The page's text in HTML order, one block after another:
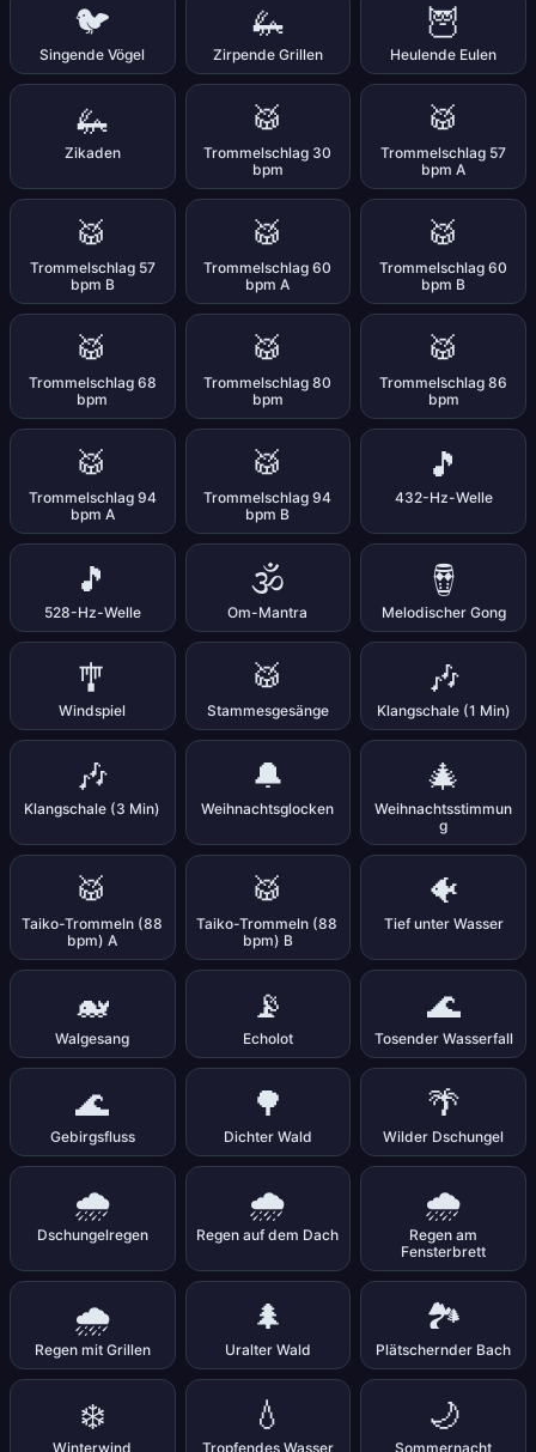
🐦
Singende Vögel
🦗
Zirpende Grillen
🦉
Heulende Eulen
🦗
Zikaden
🥁
Trommelschlag 30
bpm
🥁
Trommelschlag 57
bpm A
🥁
Trommelschlag 57
bpm B
🥁
Trommelschlag 60
bpm A
🥁
Trommelschlag 60
bpm B
🥁
Trommelschlag 68
bpm
🥁
Trommelschlag 80
bpm
🥁
Trommelschlag 86
bpm
🥁
Trommelschlag 94
bpm A
🥁
Trommelschlag 94
bpm B
🎵
432-Hz-Welle
🎵
528-Hz-Welle
🕉️
Om-Mantra
🪘
Melodischer Gong
🎐
Windspiel
🥁
Stammesgesänge
🎶
Klangschale (1 Min)
🎶
Klangschale (3 Min)
🔔
Weihnachtsglocken
🎄
Weihnachtsstimmun
g
🥁
Taiko-Trommeln (88
bpm) A
🥁
Taiko-Trommeln (88
bpm) B
🐠
Tief unter Wasser
🐋
Walgesang
📡
Echolot
🌊
Tosender Wasserfall
🌊
Gebirgsfluss
🌳
Dichter Wald
🌴
Wilder Dschungel
🌧️
Dschungelregen
🌧️
Regen auf dem Dach
🌧️
Regen am
Fensterbrett
🌧️
Regen mit Grillen
🌲
Uralter Wald
🏞️
Plätschernder Bach
❄️
Winterwind
💧
Tropfendes Wasser
🌙
Sommernacht